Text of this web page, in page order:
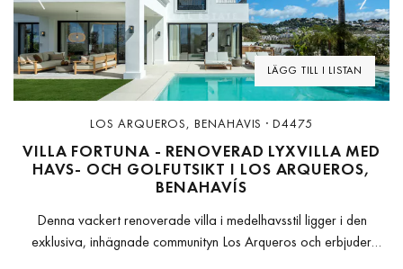
LÄGG TILL I LISTAN
Previous Next
LOS ARQUEROS, BENAHAVIS · D4475
VILLA FORTUNA - RENOVERAD LYXVILLA MED
HAVS- OCH GOLFUTSIKT I LOS ARQUEROS,
BENAHAVÍS
Denna vackert renoverade villa i medelhavsstil ligger i den
exklusiva, inhägnade communityn Los Arqueros och erbjuder